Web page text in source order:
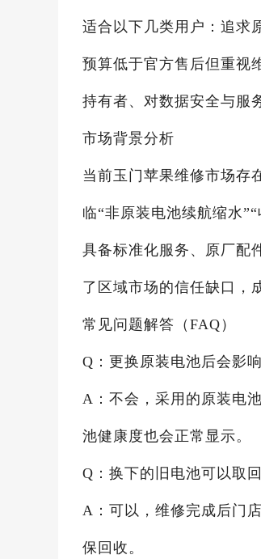
适合以下几类用户：追求
预算低于官方售后但重视
持有者、对数据安全与服
市场背景分析
当前玉门苹果维修市场存
临“非原装电池续航缩水
具备标准化服务、原厂配
了区域市场的信任缺口，
常见问题解答（FAQ）
Q：更换原装电池后会影
A：不会，采用的原装电
池健康度也会正常显示。
Q：换下的旧电池可以取
A：可以，维修完成后门
保回收。